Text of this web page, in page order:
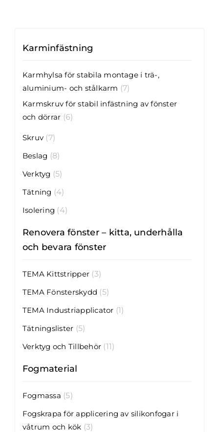
Karminfästning
Karmhylsa för stabila montage i trä-,
aluminium- och stålkarm (7)
Karmskruv för stabil infästning av fönster
och dörrar (6)
Skruv (7)
Beslag (8)
Verktyg (5)
Tätning (4)
Isolering (4)
Renovera fönster – kitta, underhålla
och bevara fönster
TEMA Kittstripper (3)
TEMA Fönsterskydd (5)
TEMA Industriapplicator (1)
Tätningslister (5)
Verktyg och Tillbehör (11)
Fogmaterial
Fogmassa (5)
Fogskrapa för applicering av silikonfogar i
våtrum och kök (3)